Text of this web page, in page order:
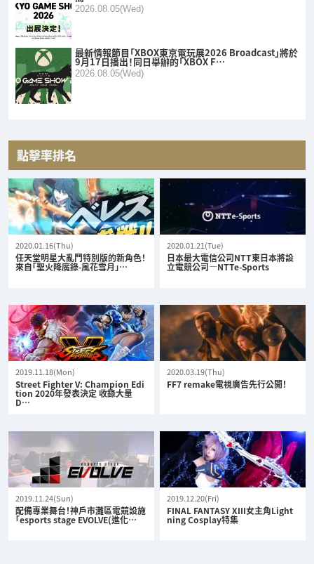
2026.08.05(Wed)
最新情報節目「XBOX東京電玩展2026 Broadcast」將於
9月17日播出！同日舉辦的「XBOX F…
2026.08.05(Wed)
點擊率排名
2020.01.16(Thu)
任天堂明星大亂鬥特別版的新角色！
來自「聖火降魔錄-風花雪月」…
2020.01.21(Tue)
日本最大電信公司NTT東日本將設
立電競公司—NTTe-Sports
2019.11.18(Mon)
Street Fighter V: Champion Edi
tion 2020年發表決定 收錄大量
D…
2020.03.19(Thu)
FF7 remake電視廣告先行公開！
2019.11.24(Sun)
配備專業舞台！神戶市灘區電競設施
「esports stage EVOLVE(進化…
2019.12.20(Fri)
FINAL FANTASY XIII女主角Light
ning Cosplay特集